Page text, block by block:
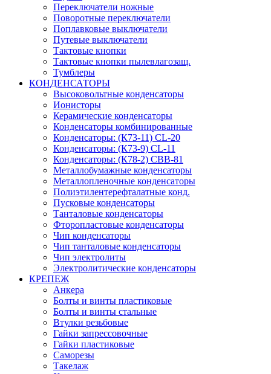
Переключатели ножные
Поворотные переключатели
Поплавковые выключатели
Путевые выключатели
Тактовые кнопки
Тактовые кнопки пылевлагозащ.
Тумблеры
КОНДЕНСАТОРЫ
Высоковольтные конденсаторы
Ионисторы
Керамические конденсаторы
Конденсаторы комбинированные
Конденсаторы: (К73-11) CL-20
Конденсаторы: (К73-9) CL-11
Конденсаторы: (К78-2) CBB-81
Металлобумажные конденсаторы
Металлопленочные конденсаторы
Полиэтилентерефталатные конд.
Пусковые конденсаторы
Танталовые конденсаторы
Фторопластовые конденсаторы
Чип конденсаторы
Чип танталовые конденсаторы
Чип электролиты
Электролитические конденсаторы
КРЕПЕЖ
Анкера
Болты и винты пластиковые
Болты и винты стальные
Втулки резьбовые
Гайки запрессовочные
Гайки пластиковые
Саморезы
Такелаж